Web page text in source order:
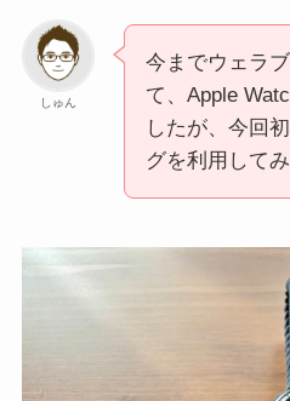
しゅん
今までウェラ
て、Apple
したが、今回
グを利用してみ